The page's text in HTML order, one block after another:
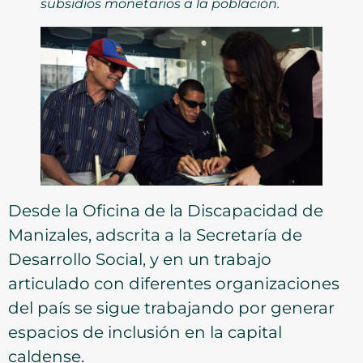
subsidios monetarios a la población.
Desde la Oficina de la Discapacidad de
Manizales, adscrita a la Secretaría de
Desarrollo Social, y en un trabajo
articulado con diferentes organizaciones
del país se sigue trabajando por generar
espacios de inclusión en la capital
caldense.